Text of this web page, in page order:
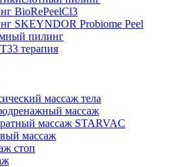
BioRePeelCl3
SKEYNDOR Probiome Peel
пилинг
терапия
массаж тела
массаж
массаж STARVAC
массаж
стоп